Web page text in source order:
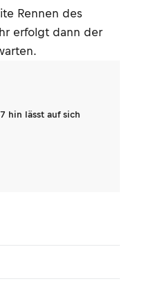
Rennen des
erfolgt dann der
hin lässt auf sich